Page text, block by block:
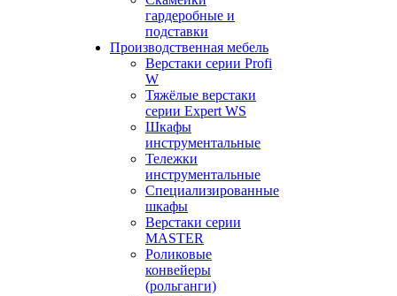
гардеробные и
подставки
Производственная мебель
Верстаки серии Profi
W
Тяжёлые верстаки
серии Expert WS
Шкафы
инструментальные
Тележки
инструментальные
Cпециализированные
шкафы
Верстаки серии
MASTER
Роликовые
конвейеры
(рольганги)